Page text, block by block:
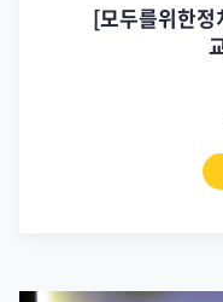
[모두를위한정